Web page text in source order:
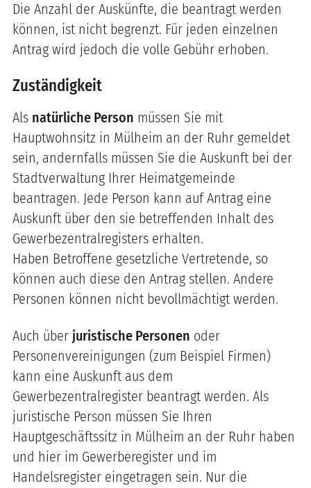
Die Anzahl der Auskünfte, die beantragt werden
können, ist nicht begrenzt. Für jeden einzelnen
Antrag wird jedoch die volle Gebühr erhoben.
Zuständigkeit
Als natürliche Person müssen Sie mit
Hauptwohnsitz in Mülheim an der Ruhr gemeldet
sein, andernfalls müssen Sie die Auskunft bei der
Stadtverwaltung Ihrer Heimatgemeinde
beantragen. Jede Person kann auf Antrag eine
Auskunft über den sie betreffenden Inhalt des
Gewerbezentralregisters erhalten.
Haben Betroffene gesetzliche Vertretende, so
können auch diese den Antrag stellen. Andere
Personen können nicht bevollmächtigt werden.
Auch über juristische Personen oder
Personenvereinigungen (zum Beispiel Firmen)
kann eine Auskunft aus dem
Gewerbezentralregister beantragt werden. Als
juristische Person müssen Sie Ihren
Hauptgeschäftssitz in Mülheim an der Ruhr haben
und hier im Gewerberegister und im
Handelsregister eingetragen sein. Nur die